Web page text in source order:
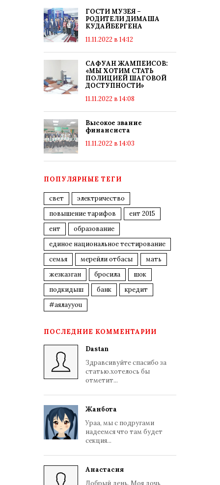
ГОСТИ МУЗЕЯ –
РОДИТЕЛИ ДИМАША
КУДАЙБЕРГЕНА
11.11.2022 в 14:12
САФУАН ЖАМПЕИСОВ:
«МЫ ХОТИМ СТАТЬ
ПОЛИЦИЕЙ ШАГОВОЙ
ДОСТУПНОСТИ»
11.11.2022 в 14:08
Высокое звание
финансиста
11.11.2022 в 14:03
ПОПУЛЯРНЫЕ ТЕГИ
свет
электричество
повышение тарифов
ент 2015
ент
образование
единое национальное тестирование
семья
мерейли отбасы
мать
жезказган
бросила
шок
подкидыш
банк
кредит
#аялауyou
ПОСЛЕДНИЕ КОММЕНТАРИИ
Dastan
Здравсивуйте спасибо за
статью.хотелось бы
отметит...
Жанбота
Ураа, мы с подругами
надеемся что там будет
секция...
Анастасия
Добрый день. Моя дочь